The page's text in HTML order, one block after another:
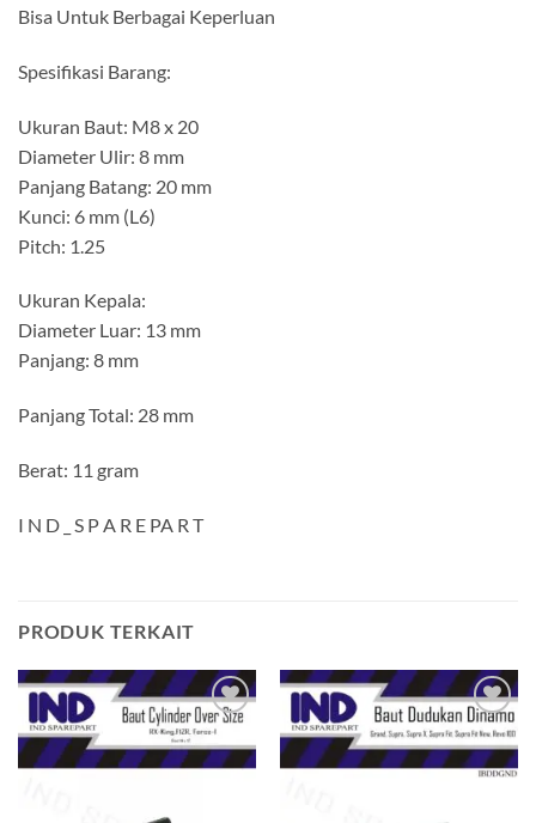
Bisa Untuk Berbagai Keperluan
Spesifikasi Barang:
Ukuran Baut: M8 x 20
Diameter Ulir: 8 mm
Panjang Batang: 20 mm
Kunci: 6 mm (L6)
Pitch: 1.25
Ukuran Kepala:
Diameter Luar: 13 mm
Panjang: 8 mm
Panjang Total: 28 mm
Berat: 11 gram
I N D _ S P A R E PA R T
PRODUK TERKAIT
Tambahkan
ke Wishlist
Tambahkan
ke Wishlist